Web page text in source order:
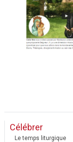
Célébrer
Le temps liturgique